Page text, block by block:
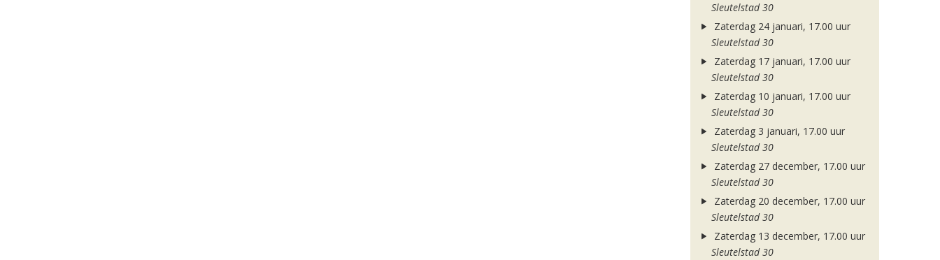
Sleutelstad 30
Zaterdag 24 januari, 17.00 uur
Sleutelstad 30
Zaterdag 17 januari, 17.00 uur
Sleutelstad 30
Zaterdag 10 januari, 17.00 uur
Sleutelstad 30
Zaterdag 3 januari, 17.00 uur
Sleutelstad 30
Zaterdag 27 december, 17.00 uur
Sleutelstad 30
Zaterdag 20 december, 17.00 uur
Sleutelstad 30
Zaterdag 13 december, 17.00 uur
Sleutelstad 30